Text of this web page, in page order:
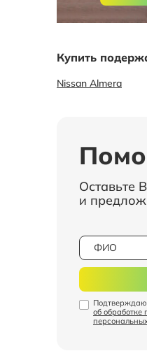
Купить
Nissan Almera
Оставьте
и
Подтверждаю
об